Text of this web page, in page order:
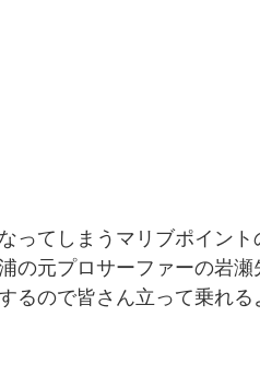
ってしまうマリブポイン
の元プロサーファーの岩
るので皆さん立って乗れ